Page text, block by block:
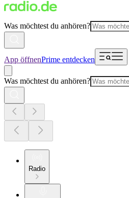
Was möchtest du anhören?
App öffnenPrime entdecken
Was möchtest du anhören?
Radio